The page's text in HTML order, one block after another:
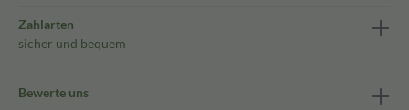
Zahlarten
sicher und bequem
Bewerte uns